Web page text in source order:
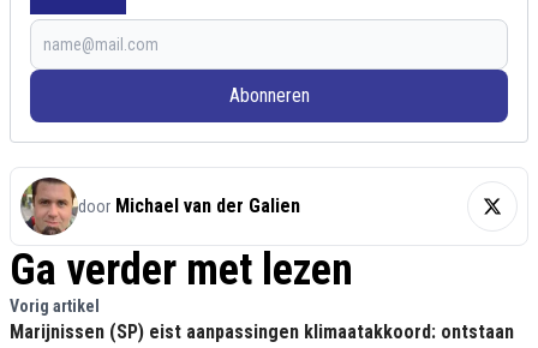
Abonneren
door Michael van der Galien
Ga verder met lezen
Vorig artikel
Marijnissen (SP) eist aanpassingen klimaatakkoord: ontstaan